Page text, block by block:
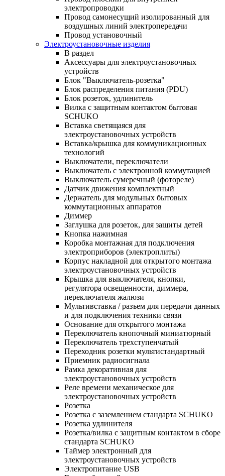
электропроводки
Провод самонесущий изолированный для
воздушных линий электропередачи
Провод установочный
Электроустановочные изделия
В раздел
Аксессуары для электроустановочных
устройств
Блок "Выключатель-розетка"
Блок распределения питания (PDU)
Блок розеток, удлинитель
Вилка с защитным контактом бытовая
SCHUKO
Вставка светящаяся для
электроустановочных устройств
Вставка/крышка для коммуникационных
технологий
Выключатели, переключатели
Выключатель с электронной коммутацией
Выключатель сумеречный (фотореле)
Датчик движения комплектный
Держатель для модульных бытовых
коммутационных аппаратов
Диммер
Заглушка для розеток, для защиты детей
Кнопка нажимная
Коробка монтажная для подключения
электроприборов (электроплиты)
Корпус накладной для открытого монтажа
электроустановочных устройств
Крышка для выключателя, кнопки,
регулятора освещенности, диммера,
переключателя жалюзи
Мультивставка / разъем для передачи данных
и для подключения техники связи
Основание для открытого монтажа
Переключатель кнопочный миниатюрный
Переключатель трехступенчатый
Переходник розетки мультистандартный
Приемник радиосигнала
Рамка декоративная для
электроустановочных устройств
Реле времени механическое для
электроустановочных устройств
Розетка
Розетка с заземлением стандарта SCHUKO
Розетка удлинителя
Розетка/вилка с защитным контактом в сборе
стандарта SCHUKO
Таймер электронный для
электроустановочных устройств
Электропитание USB